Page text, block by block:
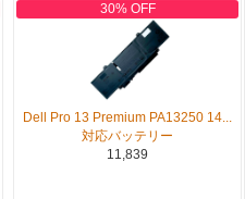
30% OFF
Dell Pro 13 Premium PA13250 14...
対応バッテリー
11,839